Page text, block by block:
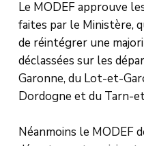
Le MODEF approuve
faites par le Ministère,
de réintégrer une
déclassées sur les
Garonne, du Lot-et-
Dordogne et du Tarn-
Néanmoins le MODEF